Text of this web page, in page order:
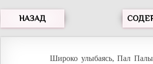
НАЗАД
Широко улыбаясь, Пал